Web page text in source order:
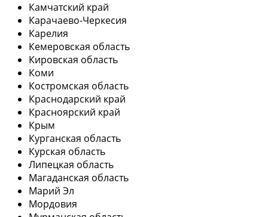
Камчатский край
Карачаево-Черкесия
Карелия
Кемеровская область
Кировская область
Коми
Костромская область
Краснодарский край
Красноярский край
Крым
Курганская область
Курская область
Липецкая область
Магаданская область
Марий Эл
Мордовия